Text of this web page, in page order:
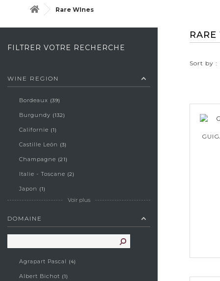
Rare WInes
FILTRER VOTRE RECHERCHE
WINE REGION
Bordeaux 39
Burgundy 132
Californie 1
Castille León 3
Champagne 21
Italie - Toscane 2
Japon 1
Loire 3
Occitanie 7
Vallée du Rhône 25
Voir plus
DOMAINE
Agrapart Pascal 4
Albert Bichot 1
Sort by :